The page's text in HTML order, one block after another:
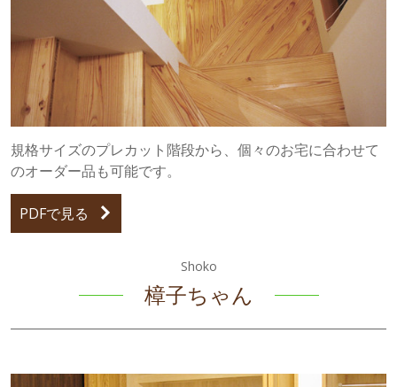
規格サイズのプレカット階段から、個々のお宅に合わせて
のオーダー品も可能です。
PDFで見る
Shoko
樟子ちゃん